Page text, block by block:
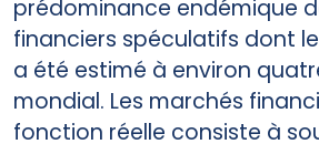
prédominance endémique
financiers spéculatifs dont
a été estimé à environ
mondial. Les marchés
fonction réelle consiste à